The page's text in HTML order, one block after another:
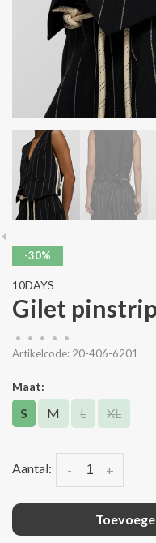
-30%
10DAYS
Gilet
• • • •
•
Artikelcode: 20-406-6201
Maat:
S M L XL
Aantal: +
-